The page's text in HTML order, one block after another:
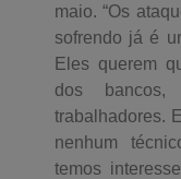
maio. “Os
sofrendo já é
Eles querem
dos bancos,
trabalhadores.
nenhum
temos